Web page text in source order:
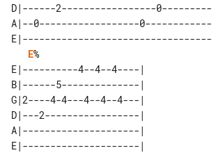
D|------2-----------------0---------
A|--0------------------0------------
E|----------------------------------
E%
E|----------4--4--4----|
B|------5--------------|
G|2----4-4---4--4--4---|
D|---2-----------------|
A|---------------------|